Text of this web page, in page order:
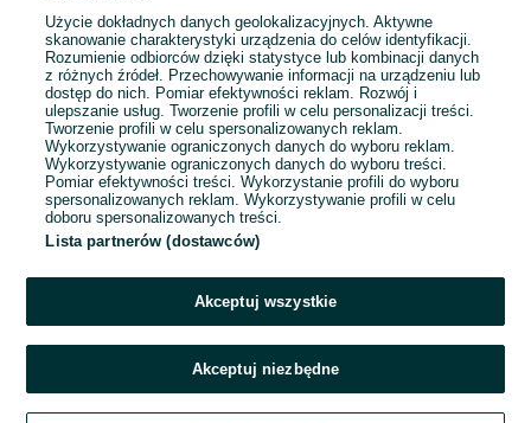
E-mail
Hasło
Zaloguj się
Użycie dokładnych danych geolokalizacyjnych. Aktywne
skanowanie charakterystyki urządzenia do celów identyfikacji.
Rozumienie odbiorców dzięki statystyce lub kombinacji danych
z różnych źródeł. Przechowywanie informacji na urządzeniu lub
dostęp do nich. Pomiar efektywności reklam. Rozwój i
ulepszanie usług. Tworzenie profili w celu personalizacji treści.
Tworzenie profili w celu spersonalizowanych reklam.
Wykorzystywanie ograniczonych danych do wyboru reklam.
Wykorzystywanie ograniczonych danych do wyboru treści.
Pomiar efektywności treści. Wykorzystanie profili do wyboru
spersonalizowanych reklam. Wykorzystywanie profili w celu
doboru spersonalizowanych treści.
Lista partnerów (dostawców)
Akceptuj wszystkie
Akceptuj niezbędne